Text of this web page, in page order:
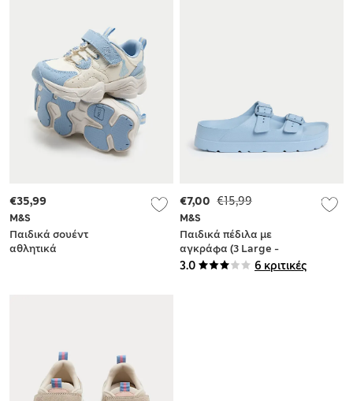
M&S
Παιδικά σουέντ
αθλητικά
€35,99
3.0 6 κριτικές
M&S
Παιδικά πέδιλα με
αγκράφα (3 Large -
6 Large)
€15,99
€7,00